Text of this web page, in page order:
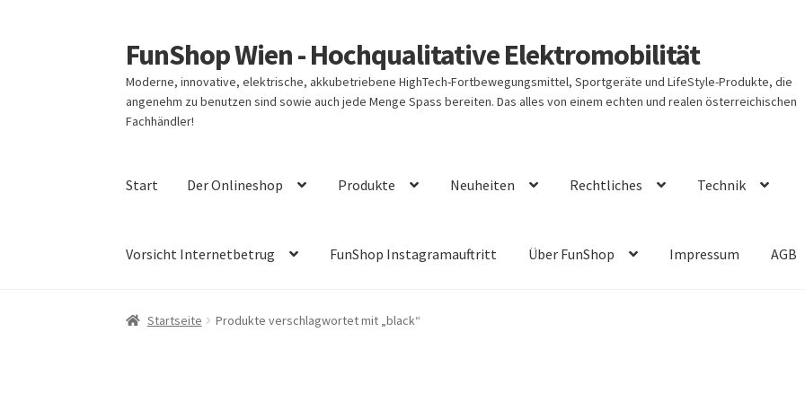
Zur
Navigation
springen
Zum
Inhalt
springen
FunShop Wien - Hochqualitative Elektromobilität
Moderne, innovative, elektrische, akkubetriebene HighTech-Fortbewegungsmittel, Sportgeräte und LifeStyle-Produkte, die
angenehm zu benutzen sind sowie auch jede Menge Spass bereiten. Das alles von einem echten und realen österreichischen
Fachhändler!
Start Der Onlineshop Produkte Neuheiten Rechtliches Technik
Vorsicht Internetbetrug FunShop Instagramauftritt Über FunShop Impressum AGB
Startseite Produkte verschlagwortet mit „black“